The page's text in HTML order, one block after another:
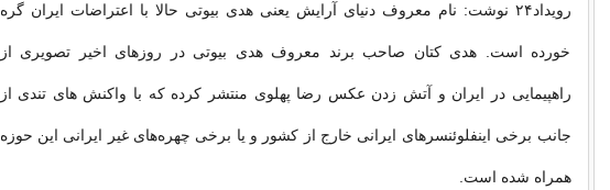
رویداد۲۴ نوشت: نام معروف دنیای آرایش یعنی هدی بیوتی حالا با اعتراضات ایران گره
خورده است. هدی کتان صاحب برند معروف هدی بیوتی در روزهای اخیر تصویری از
راهپیمایی در ایران و آتش زدن عکس رضا پهلوی منتشر کرده که با واکنش های تندی از
جانب برخی اینفلوئنسرهای ایرانی خارج از کشور و یا برخی چهره‌های غیر ایرانی این حوزه
همراه شده است.